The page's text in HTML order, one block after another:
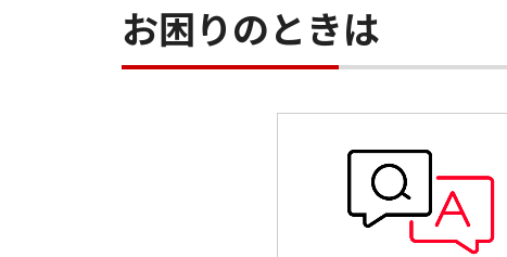
お困りのときは